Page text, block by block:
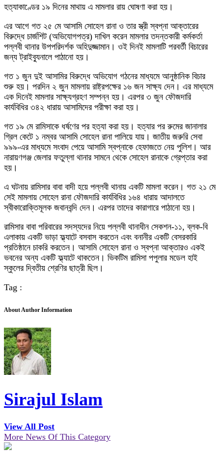
হত্যাকাণ্ডের ১৯ দিনের মাথায় এ মামলার রায় ঘোষণা করা হয়।
এর আগে গত ২৫ মে আসামি সোহেল রানা ও তার স্ত্রী স্বপ্না আক্তারের
বিরুদ্ধে চার্জশিট (অভিযোগপত্র) দাখিল করেন মামলার তদন্তকারী কর্মকর্তা
পল্লবী থানার উপপরিদর্শক অহিদুজ্জামান। ওই দিনই মামলাটি পরবর্তী বিচারের
জন্য ট্রাইব্যুনালে পাঠানো হয়।
গত ১ জুন দুই আসামির বিরুদ্ধে অভিযোগ গঠনের মাধ্যমে আনুষ্ঠানিক বিচার
শুরু হয়। পরদিন ২ জুন মামলায় রাষ্ট্রপক্ষের ১৬ জন সাক্ষ্য দেন। এর মাধ্যমে
এক দিনেই মামলার সাক্ষ্যগ্রহণ সম্পন্ন হয়। এরপর ৩ জুন ফৌজদারি
কার্যবিধির ৩৪২ ধারায় আসামিদের পরীক্ষা করা হয়।
গত ১৯ মে রামিসাকে ধর্ষণের পর হত্যা করা হয়। হত্যার পর রুমের জানালার
গ্রিল কেটে ১ নম্বর আসামি সোহেল রানা পালিয়ে যায়। জাতীয় জরুরি সেবা
৯৯৯-এর মাধ্যমে সংবাদ পেয়ে আসামি স্বপ্নাকে হেফাজতে নেয় পুলিশ। আর
নারায়ণগঞ্জ জেলার ফতুল্লা থানার সামনে থেকে সোহেল রানাকে গ্রেপ্তার করা
হয়।
এ ঘটনায় রামিসার বাবা বাদী হয়ে পল্লবী থানায় একটি মামলা করেন। গত ২১ মে
সেই মামলায় সোহেল রানা ফৌজদারি কার্যবিধির ১৬৪ ধারায় আদালতে
স্বীকারোক্তিমূলক জবানবন্দি দেন। এরপর তাদের কারাগারে পাঠানো হয়।
রামিসার বাবা পরিবারের সদস্যদের নিয়ে পল্লবী থানাধীন সেকশন-১১, ব্লক-বি
এলাকায় একটি ভাড়া ফ্ল্যাটে বসবাস করতেন এবং বনানীর একটি বেসরকারি
প্রতিষ্ঠানে চাকরি করতেন। আসামি সোহেল রানা ও স্বপ্না আক্তারও একই
ভবনের অন্য একটি ফ্ল্যাটে থাকতেন। ভিকটিম রামিসা পপুলার মডেল হাই
স্কুলের দ্বিতীয় শ্রেণির ছাত্রী ছিল।
Tag :
About Author Information
Sirajul Islam
View All Post
More News Of This Category